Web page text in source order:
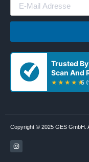
Copyright © 2025 GES GmbH.